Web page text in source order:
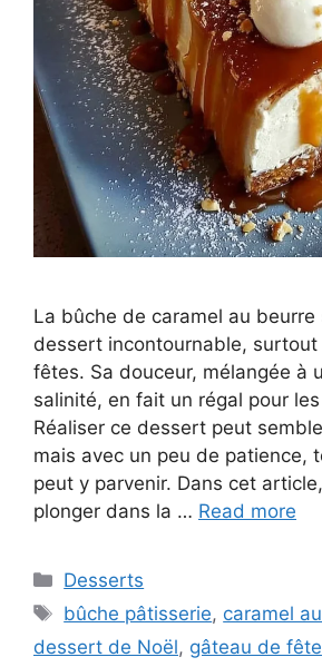
La bûche de caramel au beurre
dessert incontournable,
fêtes. Sa douceur, mélangée à
salinité, en fait un régal pour
Réaliser ce dessert peut
mais avec un peu de patience,
peut y parvenir. Dans cet
plonger dans la … Read more
Categories
Desserts
Tags
bûche pâtisserie, caramel
dessert de Noël, gâteau de fête